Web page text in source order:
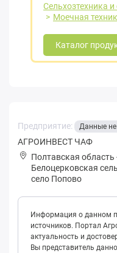
Сельхозтехника
Моечная
Каталог
Предприятие: Данные
АГРОИНВЕСТ ЧАФ
Полтавская область
Белoцepковская
село Попово
Информация о данном
источников. Портал
актуальность и
Вы представитель